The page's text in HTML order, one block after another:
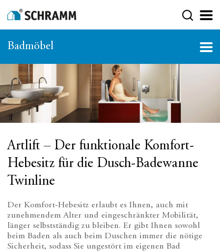
Badmöbel
Artlift – Der funktionale Komfort-
Hebesitz für die Dusch-Badewanne
Twinline
Der Komfort-Hebesitz erlaubt es Ihnen, auch mit
zunehmendem Alter und eingeschränkter Mobilität,
länger selbstständig zu bleiben. Er gibt Ihnen sowohl
beim Baden als auch beim Duschen immer die nötige
Sicherheit, sodass Sie ungestört im eigenen Bad